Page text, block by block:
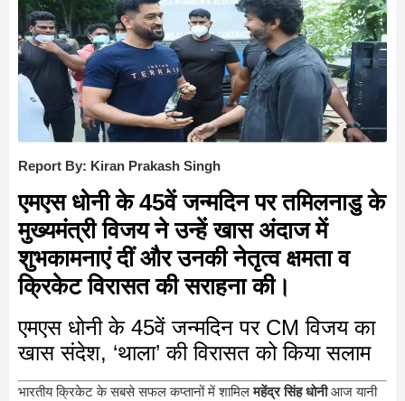
Report By: Kiran Prakash Singh
एमएस धोनी के 45वें जन्मदिन पर तमिलनाडु के
मुख्यमंत्री विजय ने उन्हें खास अंदाज में
शुभकामनाएं दीं और उनकी नेतृत्व क्षमता व
क्रिकेट विरासत की सराहना की।
एमएस धोनी के 45वें जन्मदिन पर CM विजय का
खास संदेश, ‘थाला’ की विरासत को किया सलाम
भारतीय क्रिकेट के सबसे सफल कप्तानों में शामिलमहेंद्र सिंह धोनीआज यानी